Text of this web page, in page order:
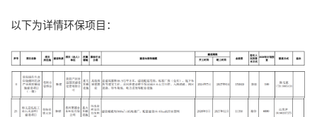
以下为详情环保项目：